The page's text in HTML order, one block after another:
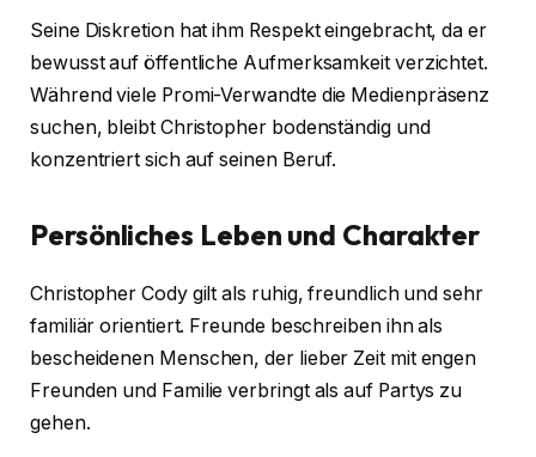
Seine Diskretion hat ihm Respekt eingebracht, da er
bewusst auf öffentliche Aufmerksamkeit verzichtet.
Während viele Promi-Verwandte die Medienpräsenz
suchen, bleibt Christopher bodenständig und
konzentriert sich auf seinen Beruf.
Persönliches Leben und Charakter
Christopher Cody gilt als ruhig, freundlich und sehr
familiär orientiert. Freunde beschreiben ihn als
bescheidenen Menschen, der lieber Zeit mit engen
Freunden und Familie verbringt als auf Partys zu
gehen.